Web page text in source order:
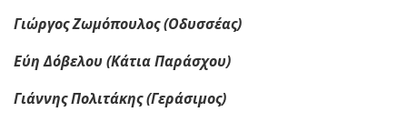
Γιώργος Ζωμόπουλος (Οδυσσέας)
Εύη Δόβελου (Κάτια Παράσχου)
Γιάννης Πολιτάκης (Γεράσιμος)